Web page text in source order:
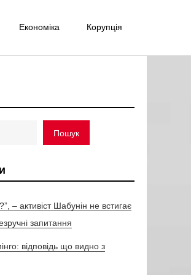
Економіка Корупція
Пошук
– активіст Шабунін не встигає
запитання
відповідь що видно з